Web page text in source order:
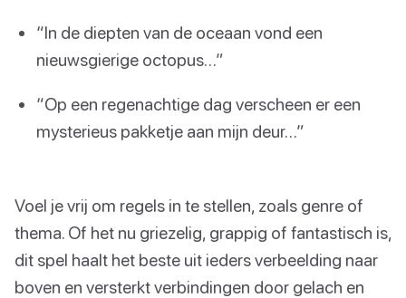
“In de diepten van de oceaan vond een
nieuwsgierige octopus…”
“Op een regenachtige dag verscheen er een
mysterieus pakketje aan mijn deur…”
Voel je vrij om regels in te stellen, zoals genre of
thema. Of het nu griezelig, grappig of fantastisch is,
dit spel haalt het beste uit ieders verbeelding naar
boven en versterkt verbindingen door gelach en